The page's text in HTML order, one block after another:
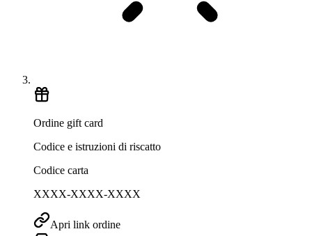
Ordine gift card
Codice e istruzioni di riscatto
Codice carta
XXXX-XXXX-XXXX
Apri link ordine